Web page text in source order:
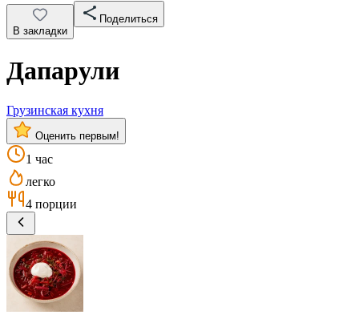
В закладки
Поделиться
Дапарули
Грузинская кухня
Оценить первым!
1 час
легко
4 порции